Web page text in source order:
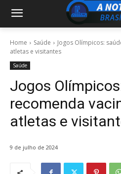
Home Saúde
Jogos Olímpicos:
atletas e visitantes
Saúde
Jogos
recomenda
atletas e
9 de julho de 2024